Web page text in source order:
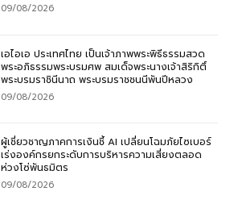
09/08/2026
เอไอเอ ประเทศไทย เป็นเจ้าภาพพระพิธีธรรมสวด
พระอภิธรรมพระบรมศพ สมเด็จพระนางเจ้าสิริกิติ์
พระบรมราชินีนาถ พระบรมราชชนนีพันปีหลวง
09/08/2026
ผู้เชี่ยวชาญภาคการเงินชี้ AI เปลี่ยนโฉมภัยไซเบอร์
เร่งองค์กรยกระดับการบริหารความเสี่ยงตลอด
ห่วงโซ่พันธมิตร
09/08/2026